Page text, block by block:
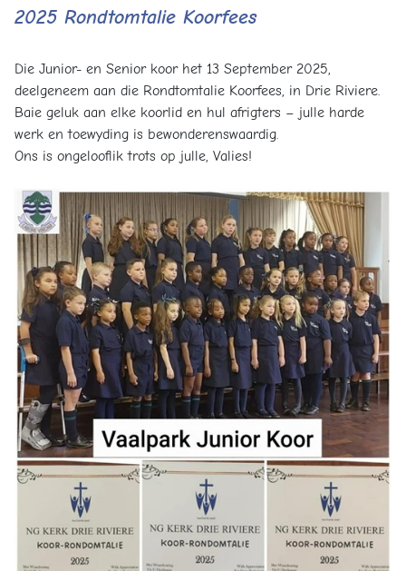
2025 Rondtomtalie Koorfees
Die Junior- en Senior koor het 13 September 2025,
deelgeneem aan die Rondtomtalie Koorfees, in Drie Riviere.
Baie geluk aan elke koorlid en hul afrigters – julle harde
werk en toewyding is bewonderenswaardig.
Ons is ongelooflik trots op julle, Valies!